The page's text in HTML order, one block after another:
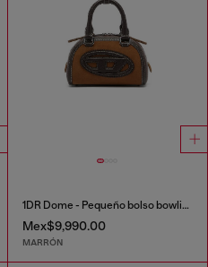
1DR Dome - Pequeño bolso bowling de gamuza y PU granulado
Mex$9,990.00
MARRÓN